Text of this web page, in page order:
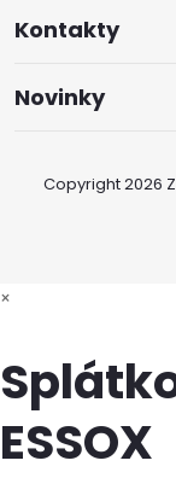
Kontakty
Novinky
Copyright 2026
×
ESSOX